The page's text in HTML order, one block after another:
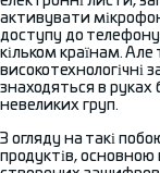
активувати
доступу до
кільком країнам. Але
високотехнологічні
знаходяться в руках
невеликих груп.
З огляду на такі
продуктів, основною